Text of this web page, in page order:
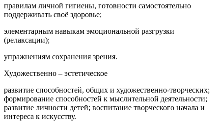
правилам личной гигиены, готовности самостоятельно
поддерживать своё здоровье;
элементарным навыкам эмоциональной разгрузки
(релаксации);
упражнениям сохранения зрения.
Художественно – эстетическое
развитие способностей, общих и художест­венно-творческих;
формирование способностей к мыслительной дея­тельности;
развитие личности детей; воспитание творческого начала и
интереса к искусству.